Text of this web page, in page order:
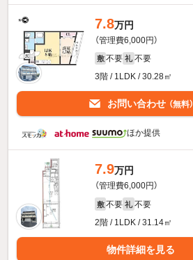
7.8万円
（管理費6,000円）
敷 不要 礼 不要
3階 / 1LDK / 30.28㎡
お問い合わせ （無料）
ほか提供
7.9万円
（管理費6,000円）
敷 不要 礼 不要
2階 / 1LDK / 31.14㎡
物件詳細を見る